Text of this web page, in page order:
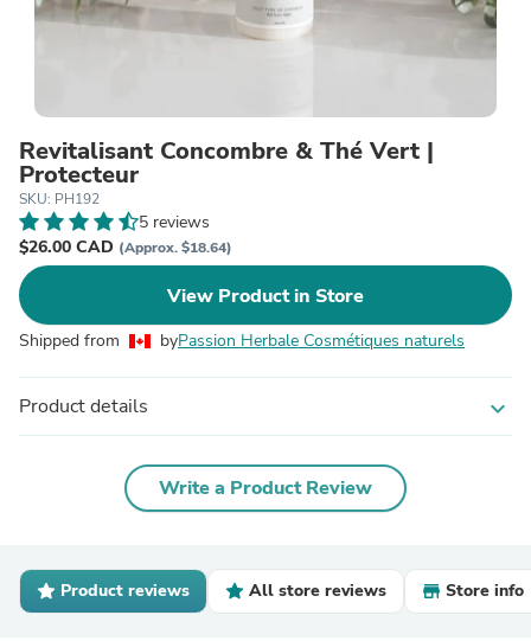
Revitalisant Concombre & Thé Vert |
Protecteur
SKU: PH192
5 reviews
$26.00 CAD (Approx. $18.64)
View Product in Store
Shipped from byPassion Herbale Cosmétiques naturels
Product details expand_more
Write a Product Review
Product reviews All store reviews Store info